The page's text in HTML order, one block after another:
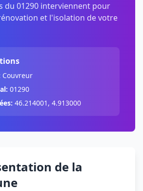
du 01290 interviennent pour
et l'isolation de votre
Couvreur
01290
46.214001, 4.913000
de la